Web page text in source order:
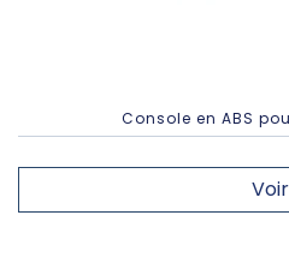
Console en ABS
Voir